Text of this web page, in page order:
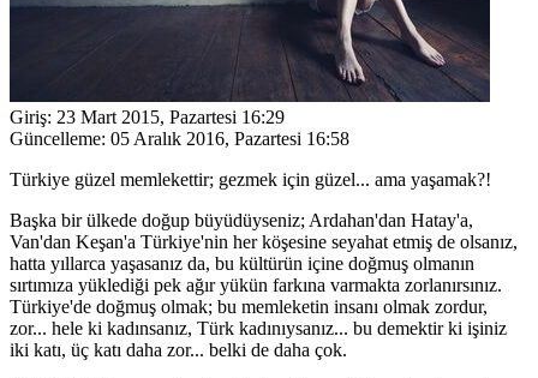
Giriş: 23 Mart 2015, Pazartesi 16:29
Güncelleme: 05 Aralık 2016, Pazartesi 16:58
Türkiye güzel memlekettir; gezmek için güzel... ama yaşamak?!
Başka bir ülkede doğup büyüdüyseniz; Ardahan'dan Hatay'a,
Van'dan Keşan'a Türkiye'nin her köşesine seyahat etmiş de olsanız,
hatta yıllarca yaşasanız da, bu kültürün içine doğmuş olmanın
sırtımıza yüklediği pek ağır yükün farkına varmakta zorlanırsınız.
Türkiye'de doğmuş olmak; bu memleketin insanı olmak zordur,
zor... hele ki kadınsanız, Türk kadınıysanız... bu demektir ki işiniz
iki katı, üç katı daha zor... belki de daha çok.